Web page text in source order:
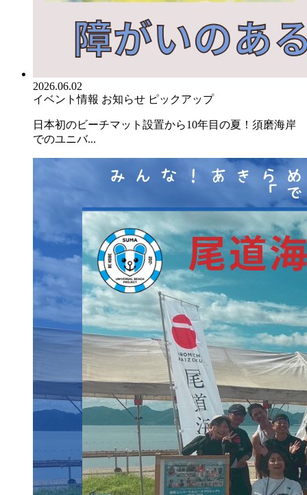
2026.06.02
イベント情報 お知らせ ピックアップ
日本初のビーチマット設置から10年目の夏！須磨海岸
でのユニバ...